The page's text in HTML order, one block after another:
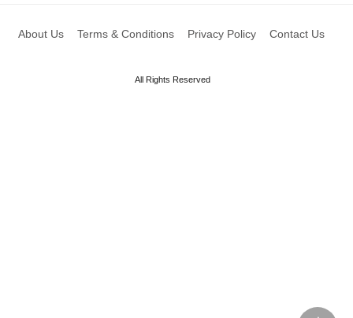
About Us Terms & Conditions Privacy Policy Contact Us
All Rights Reserved